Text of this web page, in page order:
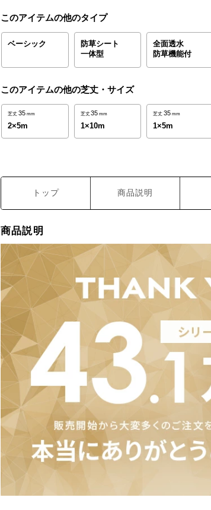
このアイテムの他のタイプ
ベーシック
防草シート
一体型
全面透水
防草機能付
このアイテムの他の芝丈・サイズ
芝丈 35 mm
2×5m
芝丈35 mm
1×10m
芝丈 35 mm
1×5m
トップ 商品説明
商品説明